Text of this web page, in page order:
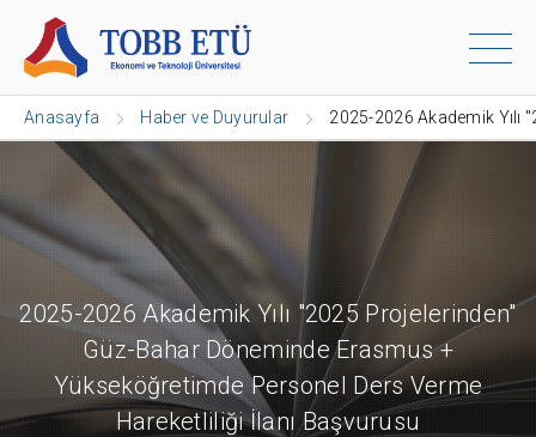
Anasayfa Haber ve Duyurular 2025-2026 Akademik
2025-2026 Akademik Yılı "2025 Projelerinden"
Güz-Bahar Döneminde Erasmus +
Yükseköğretimde Personel Ders Verme
Hareketliliği İlanı Başvurusu